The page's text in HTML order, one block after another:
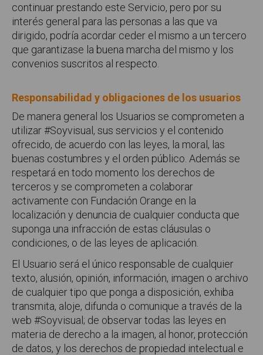
continuar prestando este Servicio, pero por su
interés general para las personas a las que va
dirigido, podría acordar ceder el mismo a un tercero
que garantizase la buena marcha del mismo y los
convenios suscritos al respecto.
Responsabilidad y obligaciones de los usuarios
De manera general los Usuarios se comprometen a
utilizar #Soyvisual, sus servicios y el contenido
ofrecido, de acuerdo con las leyes, la moral, las
buenas costumbres y el orden público. Además se
respetará en todo momento los derechos de
terceros y se comprometen a colaborar
activamente con Fundación Orange en la
localización y denuncia de cualquier conducta que
suponga una infracción de estas cláusulas o
condiciones, o de las leyes de aplicación.
El Usuario será el único responsable de cualquier
texto, alusión, opinión, información, imagen o archivo
de cualquier tipo que ponga a disposición, exhiba
transmita, aloje, difunda o comunique a través de la
web #Soyvisual; de observar todas las leyes en
materia de derecho a la imagen, al honor, protección
de datos, y los derechos de propiedad intelectual e